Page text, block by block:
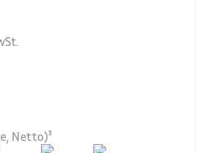
Netto)³